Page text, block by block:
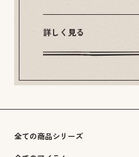
詳しく見る
全ての商品シリーズ